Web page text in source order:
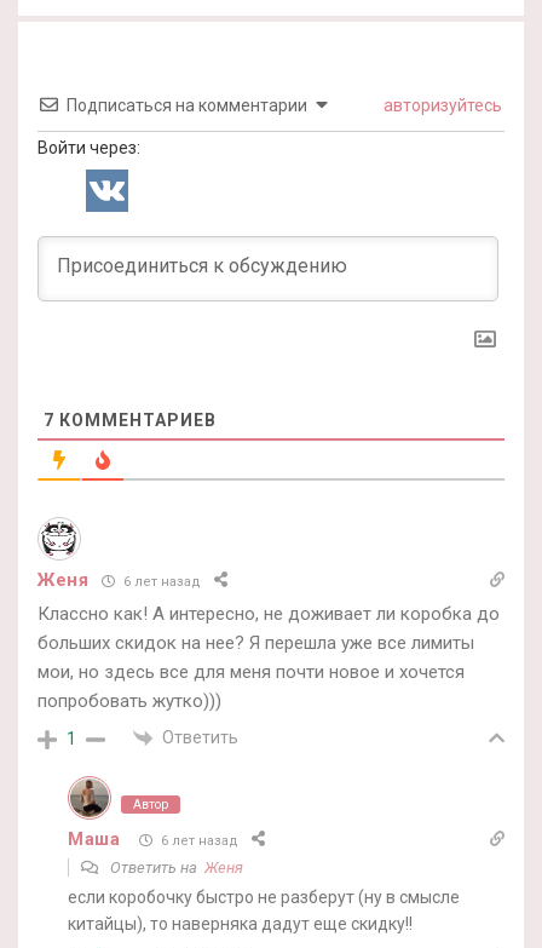
Подписаться на комментарии авторизуйтесь
Войти через:
7 КОММЕНТАРИЕВ
Женя 6 лет назад
Классно как! А интересно, не доживает ли коробка до
больших скидок на нее? Я перешла уже все лимиты
мои, но здесь все для меня почти новое и хочется
попробовать жутко)))
1 Ответить
Автор
Маша 6 лет назад
Ответить на Женя
если коробочку быстро не разберут (ну в смысле
китайцы), то наверняка дадут еще скидку!!